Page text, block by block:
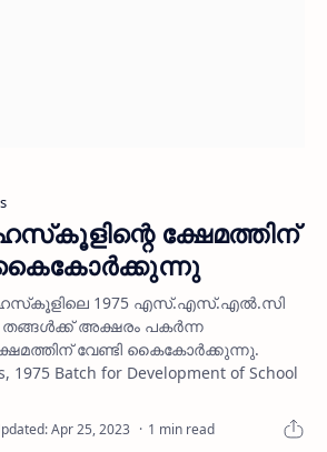
ക്ഷേമത്തിന്
കൈകോര്‍ക്കുന്നു
1975 എസ്.എസ്.എല്‍.സി
അക്ഷരം പകര്‍ന്ന
വേണ്ടി കൈകോര്‍ക്കുന്നു.
1975 Batch for Development of School
1 min read